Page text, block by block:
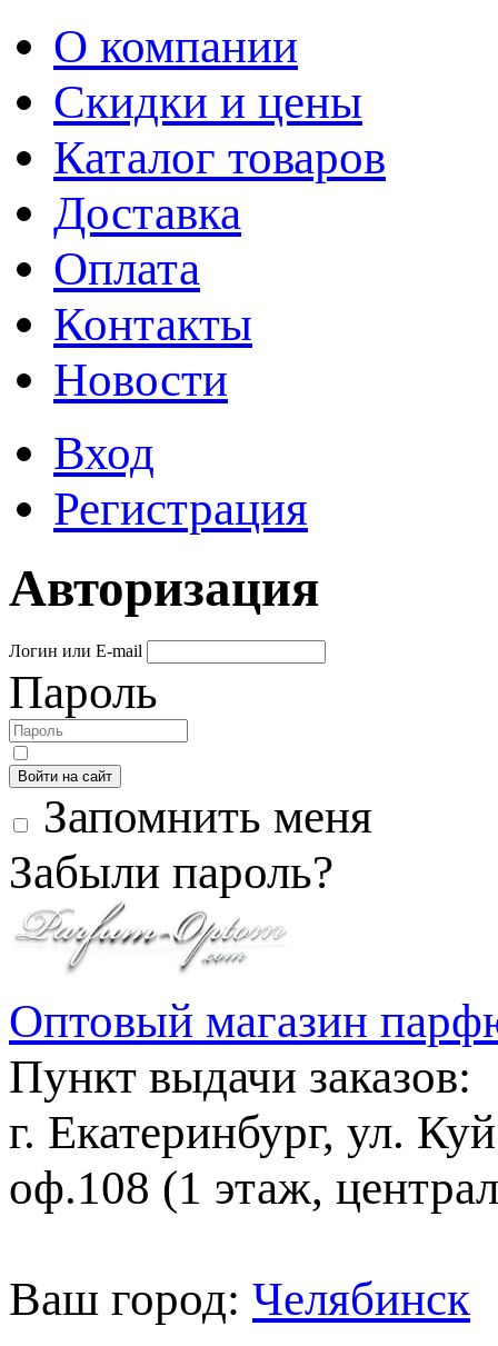
О компании
Скидки и цены
Каталог товаров
Доставка
Оплата
Контакты
Новости
Вход
Регистрация
Авторизация
Логин или E-mail
Пароль
Войти на сайт
Запомнить меня
Забыли пароль?
Оптовый магазин
Пункт выдачи заказов:
г. Екатеринбург, ул.
оф.108 (1 этаж,
Ваш город: Челябинск